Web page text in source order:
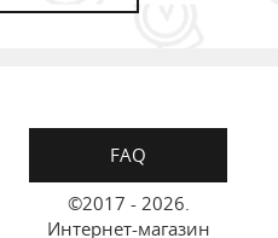
FAQ
©2017 - 2026.
Интернет-магазин